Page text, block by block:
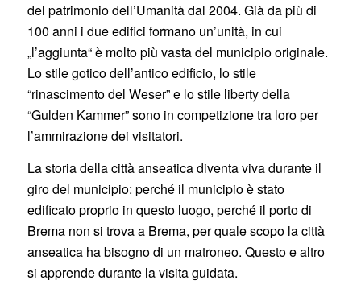
del patrimonio dell’Umanità dal 2004. Già da più di
100 anni i due edifici formano un’unità, in cui
„l’aggiunta“ è molto più vasta del municipio originale.
Lo stile gotico dell’antico edificio, lo stile
“rinascimento del Weser” e lo stile liberty della
“Gulden Kammer” sono in competizione tra loro per
l’ammirazione dei visitatori.
La storia della città anseatica diventa viva durante il
giro del municipio: perché il municipio è stato
edificato proprio in questo luogo, perché il porto di
Brema non si trova a Brema, per quale scopo la città
anseatica ha bisogno di un matroneo. Questo e altro
si apprende durante la visita guidata.